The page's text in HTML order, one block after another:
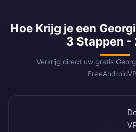
Hoe Krijg je een
3 Stappen -
Verkrijg direct uw gratis